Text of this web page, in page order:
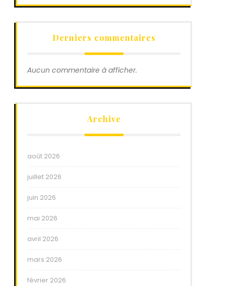
Derniers commentaires
Aucun commentaire à afficher.
Archive
août 2026
juillet 2026
juin 2026
mai 2026
avril 2026
mars 2026
février 2026